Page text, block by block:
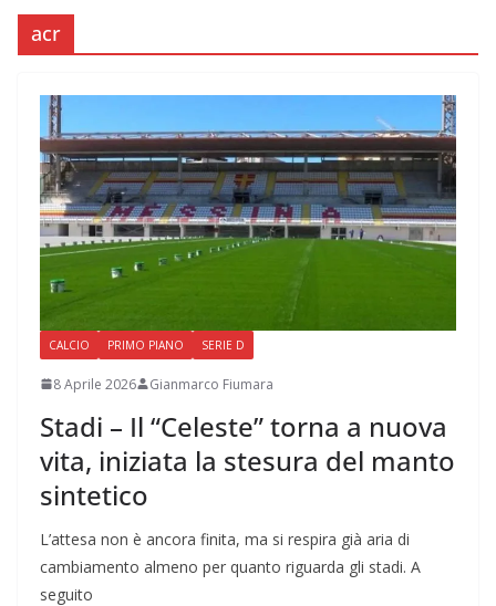
acr
CALCIO PRIMO PIANO SERIE D
8 Aprile 2026 Gianmarco Fiumara
Stadi – Il “Celeste” torna a nuova
vita, iniziata la stesura del manto
sintetico
L’attesa non è ancora finita, ma si respira già aria di
cambiamento almeno per quanto riguarda gli stadi. A
seguito